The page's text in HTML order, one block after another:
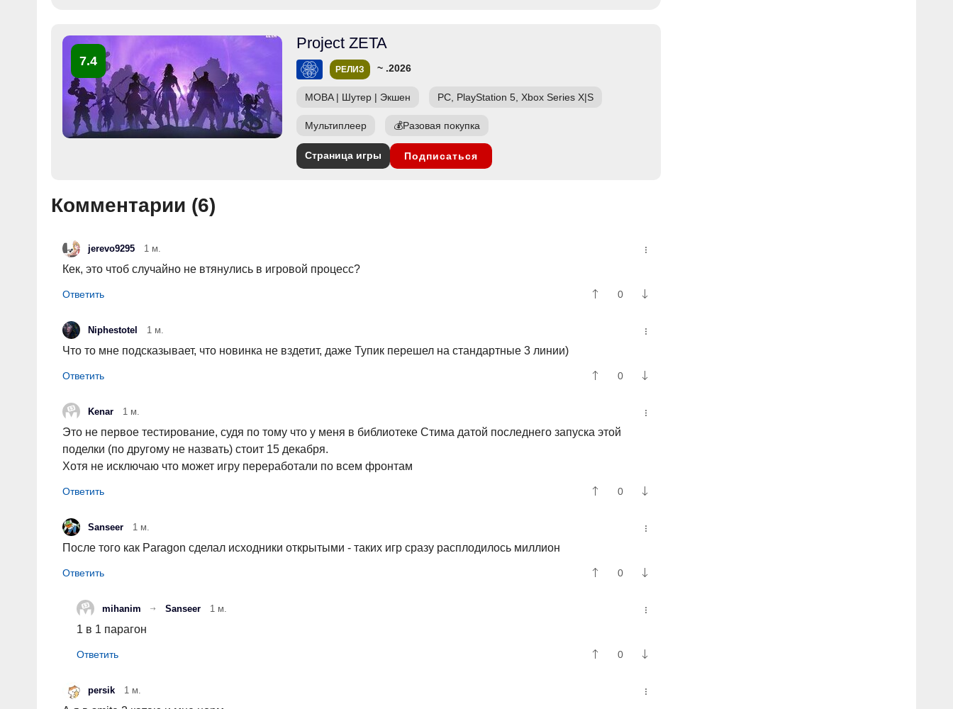
7.4
Project ZETA
РЕЛИЗ ~ .2026
MOBA| Шутер | Экшен PC, PlayStation 5, Xbox Series X|S
Мультиплеер 💰Разовая покупка
Страница игры Подписаться
Комментарии (6)
jerevo9295 1 м.
Кек, это чтоб случайно не втянулись в игровой процесс?
0
Niphestotel 1 м.
Что то мне подсказывает, что новинка не вздетит, даже Тупик перешел на стандартные 3 линии)
0
Kenar 1 м.
Это не первое тестирование, судя по тому что у меня в библиотеке Стима датой последнего запуска этой
поделки (по другому не назвать) стоит 15 декабря.
Хотя не исключаю что может игру переработали по всем фронтам
0
Sanseer 1 м.
После того как Paragon сделал исходники открытыми - таких игр сразу расплодилось миллион
0
mihanim Sanseer 1 м.
1 в 1 парагон
0
persik 1 м.